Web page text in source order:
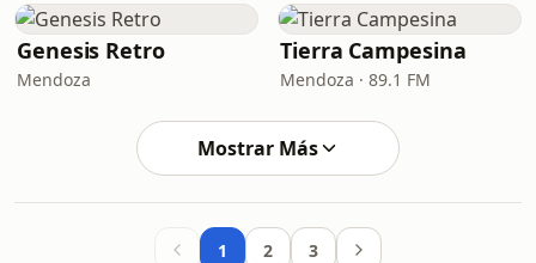
Genesis Retro
Mendoza
Tierra Campesina
Mendoza · 89.1 FM
Mostrar Más
1 2 3